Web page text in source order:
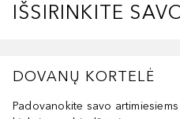
IŠSIRINKITE
DOVANŲ KORTELĖ
Padovanokite savo